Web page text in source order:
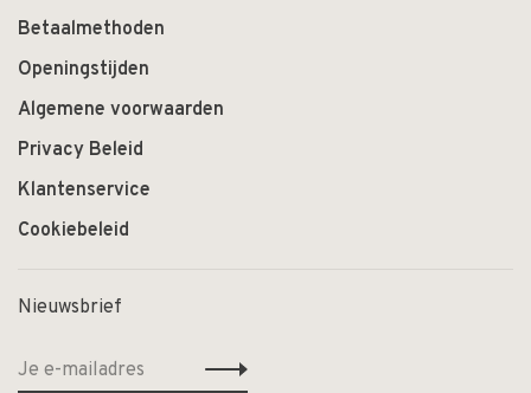
Betaalmethoden
Openingstijden
Algemene voorwaarden
Privacy Beleid
Klantenservice
Cookiebeleid
Nieuwsbrief